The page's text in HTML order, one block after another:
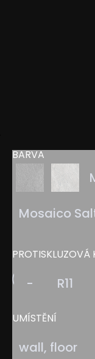
BARVA
Mosaico
PROTISKLUZOVÁ
- R11
UMÍSTĚNÍ
wall, floor